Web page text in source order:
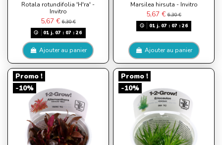
Rotala rotundifolia 'H'ra' -
Invitro
5,67 €6,30 €
01 j. 07 : 07 :26
Ajouter au panier
Marsilea hirsuta - Invitro
5,67 €6,30 €
01j. 07 : 07 : 26
Ajouter au panier
Promo !
-10%
Promo !
-10%